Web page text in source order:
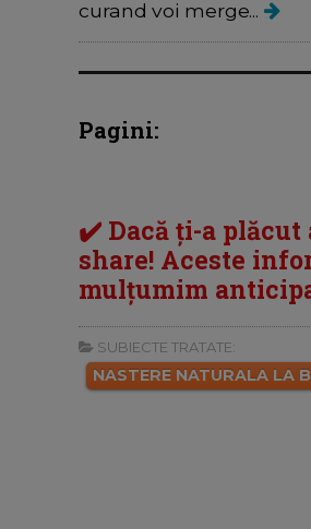
curand voi merge...
Pagini:
✔️ Dacă ți-a plăcut
share! Aceste
mulțumim
SUBIECTE TRATATE:
NASTERE NATURALA LA